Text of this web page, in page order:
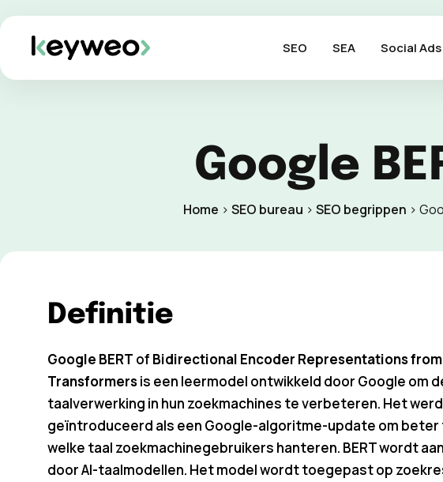
SEO SEA Social Ads
Google
Home > SEO bureau > SEO begrippen >
Definitie
Google BERT of Bidirectional Encoder Representations from
Transformersis een leermodel ontwikkeld door Google om
taalverwerking in hun zoekmachines te verbeteren. Het werd
geïntroduceerd als een Google-algoritme-update om
welke taal zoekmachinegebruikers hanteren. BERT wordt
door AI-taalmodellen. Het model wordt toegepast op